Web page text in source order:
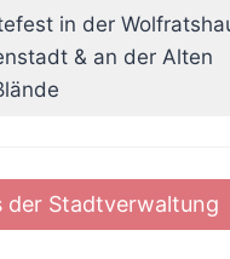
in der
& an der Alten
der Stadtverwaltung